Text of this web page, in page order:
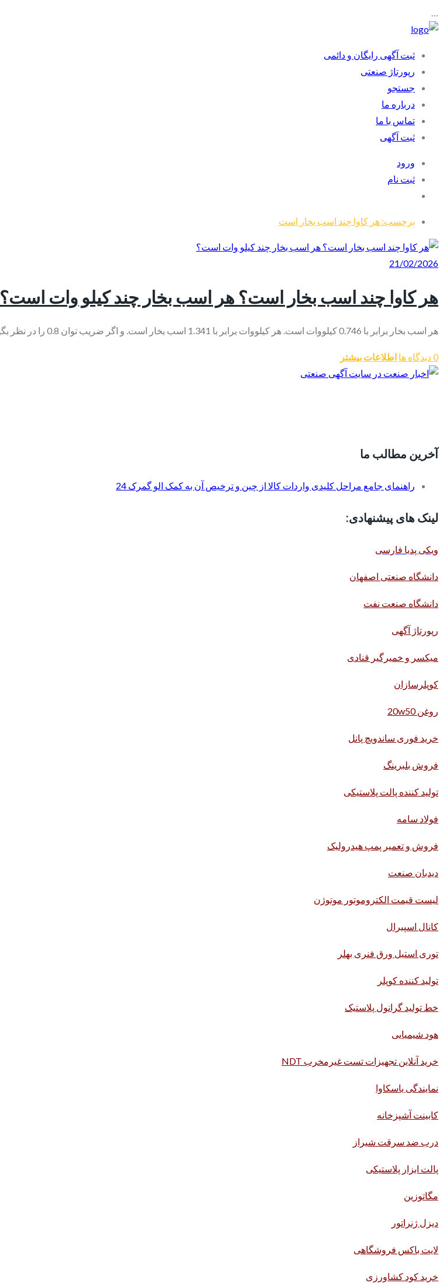
…
ثبت آگهی رایگان و دائمی
رپورتاژ صنعتی
جستجو
درباره ما
تماس با ما
ثبت آگهی
ورود
ثبت نام
برچسب: هر کاوا چند اسب بخار است
21/02/2026
هر کاوا چند اسب بخار است؟ هر اسب بخار چند کیلو وات است؟
هر اسب بخار برابر با 0.746 کیلووات است. هر کیلووات برابر با 1.341 اسب بخار است. و اگر ضریب توان 0.8 را در نظر بگیریم: هر کاوا تقریباً برابر با 1.07 اسب بخار است. اگر به‌دنبال پاسخ دقیق برای تبدیل توان...
0 دیدگاه ها اطلاعات بیشتر
آخرین مطالب ما
راهنمای جامع مراحل کلیدی واردات کالا از چین و ترخیص آن به کمک الو گمرک 24
لینک های پیشنهادی:
ویکی پدیا فارسی
دانشگاه صنعتی اصفهان
دانشگاه صنعت نفت
رپورتاژ آگهی
میکسر و خمیرگیر قنادی
کوپلرسازان
روغن 20w50
خرید فوری ساندویچ پانل
فروش بلبرینگ
تولید کننده پالت پلاستیکی
فولاد سامه
فروش و تعمیر پمپ هیدرولیک
دیدبان صنعت
لیست قیمت الکتروموتور موتوژن
کانال اسپیرال
توری استیل ورق فنری بهلر
تولید کننده کوپلر
خط تولید گرانول پلاستیک
هود شیمیایی
خرید آنلاین تجهیزات تست غیرمخرب NDT
نمایندگی یاسکاوا
کابینت آشپزخانه
درب ضد سرقت شیراز
پالت ابزار پلاستیکی
مگاتوزین
دیزل ژنراتور
لایت باکس فروشگاهی
خرید کود کشاورزی